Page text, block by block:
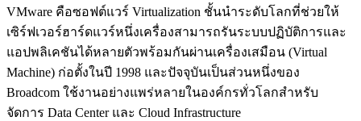
VMware คือซอฟต์แวร์ Virtualization ชั้นนำระดับโลกที่ช่วยให้
เซิร์ฟเวอร์ฮาร์ดแวร์หนึ่งเครื่องสามารถรันระบบปฏิบัติการและ
แอปพลิเคชันได้หลายตัวพร้อมกันผ่านเครื่องเสมือน (Virtual
Machine) ก่อตั้งในปี 1998 และปัจจุบันเป็นส่วนหนึ่งของ
Broadcom ใช้งานอย่างแพร่หลายในองค์กรทั่วโลกสำหรับ
จัดการ Data Center และ Cloud Infrastructure